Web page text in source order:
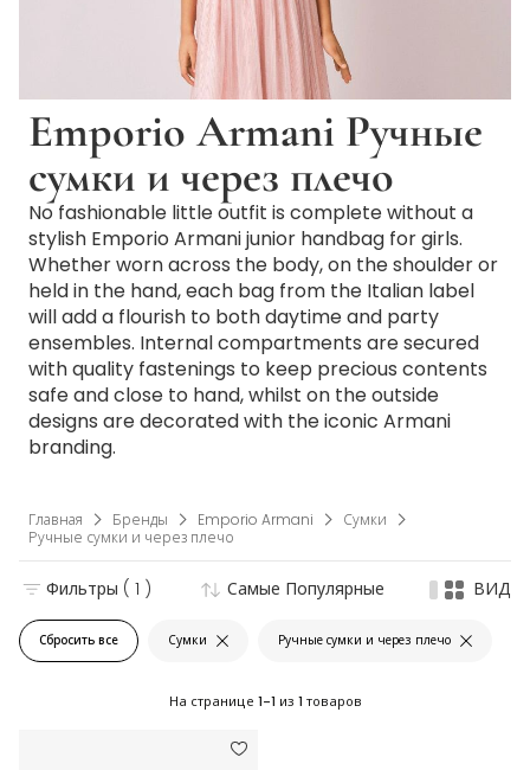
Emporio Armani Ручные
сумки и через плечо
No fashionable little outfit is complete without a
stylish Emporio Armani junior handbag for girls.
Whether worn across the body, on the shoulder or
held in the hand, each bag from the Italian label
will add a flourish to both daytime and party
ensembles. Internal compartments are secured
with quality fastenings to keep precious contents
safe and close to hand, whilst on the outside
designs are decorated with the iconic Armani
branding.
Главная Бренды Emporio Armani
Сумки
Ручные сумки и через плечо
Сбросить все Сумки Ручные сумки и через плечо
Фильтры ( 1 ) Самые Популярные ВИД
На странице 1-1 из 1 товаров